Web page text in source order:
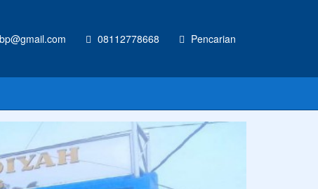
08112778668 Pencarian